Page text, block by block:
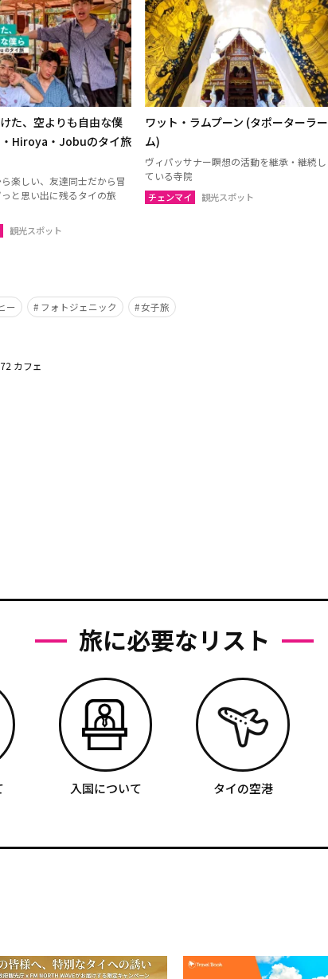
た、空よりも自由な僕
Hiroya・Jobuのタイ旅
楽しい、友達同士だから冒
と思い出に残るタイの旅
観光スポット
ワット・ラムプーン (タポーターラー
ム)
ヴィパッサナー瞑想の活動を継承・継続し
ている寺院
チェンマイ 観光スポット
ー フォトジェニック 女子旅
カフェ
旅に必要なリスト
入国について タイの空港